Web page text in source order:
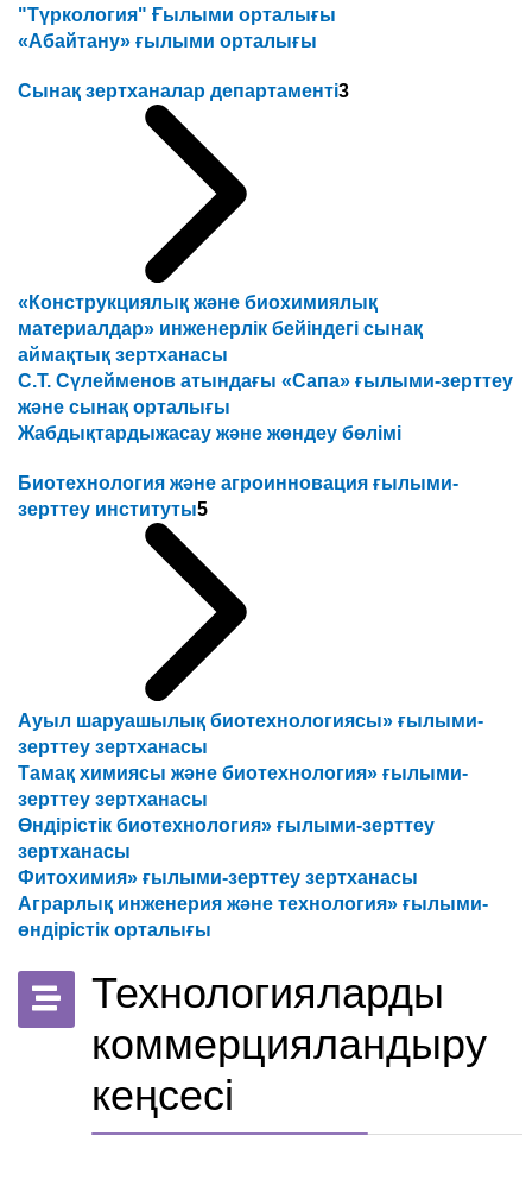
"Түркология" Ғылыми орталығы
«Абайтану» ғылыми орталығы
Сынақ зертханалар департаменті3
«Конструкциялық және биохимиялық
материалдар» инженерлік бейіндегі сынақ
аймақтық зертханасы
С.Т. Сүлейменов атындағы «Сапа» ғылыми-зерттеу
және сынақ орталығы
Жабдықтардыжасау және жөндеу бөлімі
Биотехнология және агроинновация ғылыми-
зерттеу институты5
Ауыл шаруашылық биотехнологиясы» ғылыми-
зерттеу зертханасы
Тамақ химиясы және биотехнология» ғылыми-
зерттеу зертханасы
Өндірістік биотехнология» ғылыми-зерттеу
зертханасы
Фитохимия» ғылыми-зерттеу зертханасы
Аграрлық инженерия және технология» ғылыми-
өндірістік орталығы
Технологияларды
коммерцияландыру
кеңсесі